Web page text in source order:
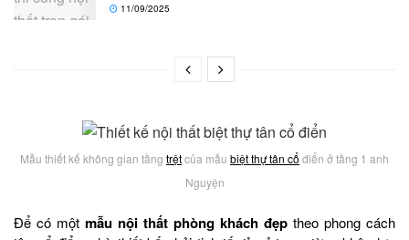
11/09/2025
Mẫu thiết kế không gian tầng trệtcủa mẫu biệt thự tân cổ điển ở tầng 1 anh
Nguyện
Để có một mẫu nội thất phòng khách đẹp theo phong cách